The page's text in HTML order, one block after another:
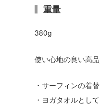
重量
380g
使い心地の良い高
・サーフィンの着
・ヨガタオルとして